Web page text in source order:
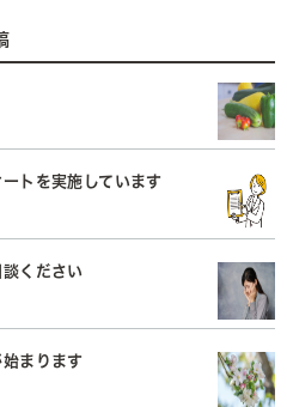
トを実施しています
ください
まります